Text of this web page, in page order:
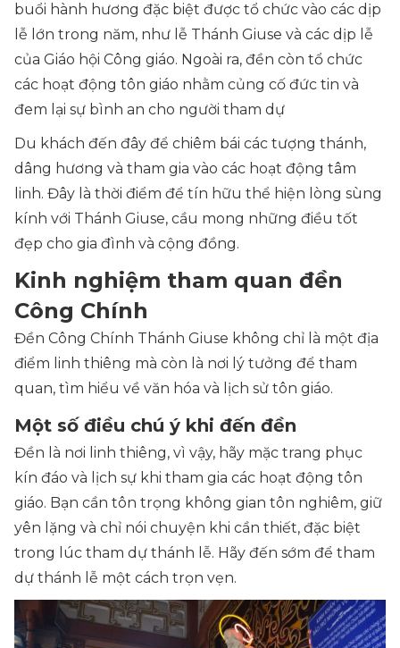
buổi hành hương đặc biệt được tổ chức vào các dịp
lễ lớn trong năm, như lễ Thánh Giuse và các dịp lễ
của Giáo hội Công giáo. Ngoài ra, đền còn tổ chức
các hoạt động tôn giáo nhằm củng cố đức tin và
đem lại sự bình an cho người tham dự​
Du khách đến đây để chiêm bái các tượng thánh,
dâng hương và tham gia vào các hoạt động tâm
linh. Đây là thời điểm để tín hữu thể hiện lòng sùng
kính với Thánh Giuse, cầu mong những điều tốt
đẹp cho gia đình và cộng đồng.
Kinh nghiệm tham quan đền
Công Chính
Đền Công Chính Thánh Giuse không chỉ là một địa
điểm linh thiêng mà còn là nơi lý tưởng để tham
quan, tìm hiểu về văn hóa và lịch sử tôn giáo.
Một số điều chú ý khi đến đền
Đền là nơi linh thiêng, vì vậy, hãy mặc trang phục
kín đáo và lịch sự khi tham gia các hoạt động tôn
giáo. Bạn cần tôn trọng không gian tôn nghiêm, giữ
yên lặng và chỉ nói chuyện khi cần thiết, đặc biệt
trong lúc tham dự thánh lễ. Hãy đến sớm để tham
dự thánh lễ một cách trọn vẹn.